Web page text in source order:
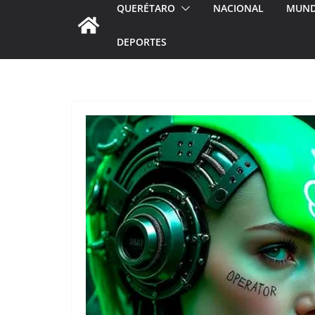
QUERÉTARO NACIONAL
DEPORTES